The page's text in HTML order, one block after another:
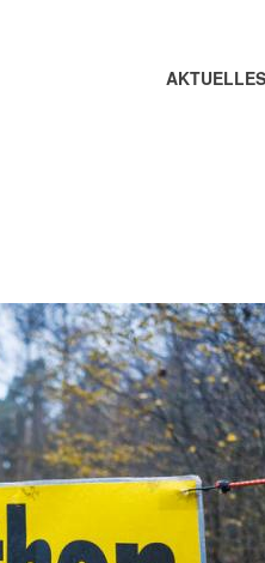
AKTUELLES